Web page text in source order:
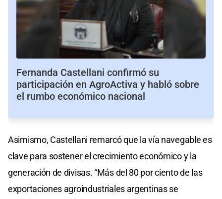
Fernanda Castellani confirmó su
participación en AgroActiva y habló sobre
el rumbo económico nacional
Asimismo, Castellani remarcó que la vía navegable es
clave para sostener el crecimiento económico y la
generación de divisas. “Más del 80 por ciento de las
exportaciones agroindustriales argentinas se